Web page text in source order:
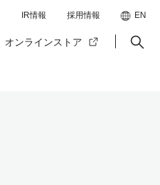
オンラインストア
IR情報 採用情報 EN